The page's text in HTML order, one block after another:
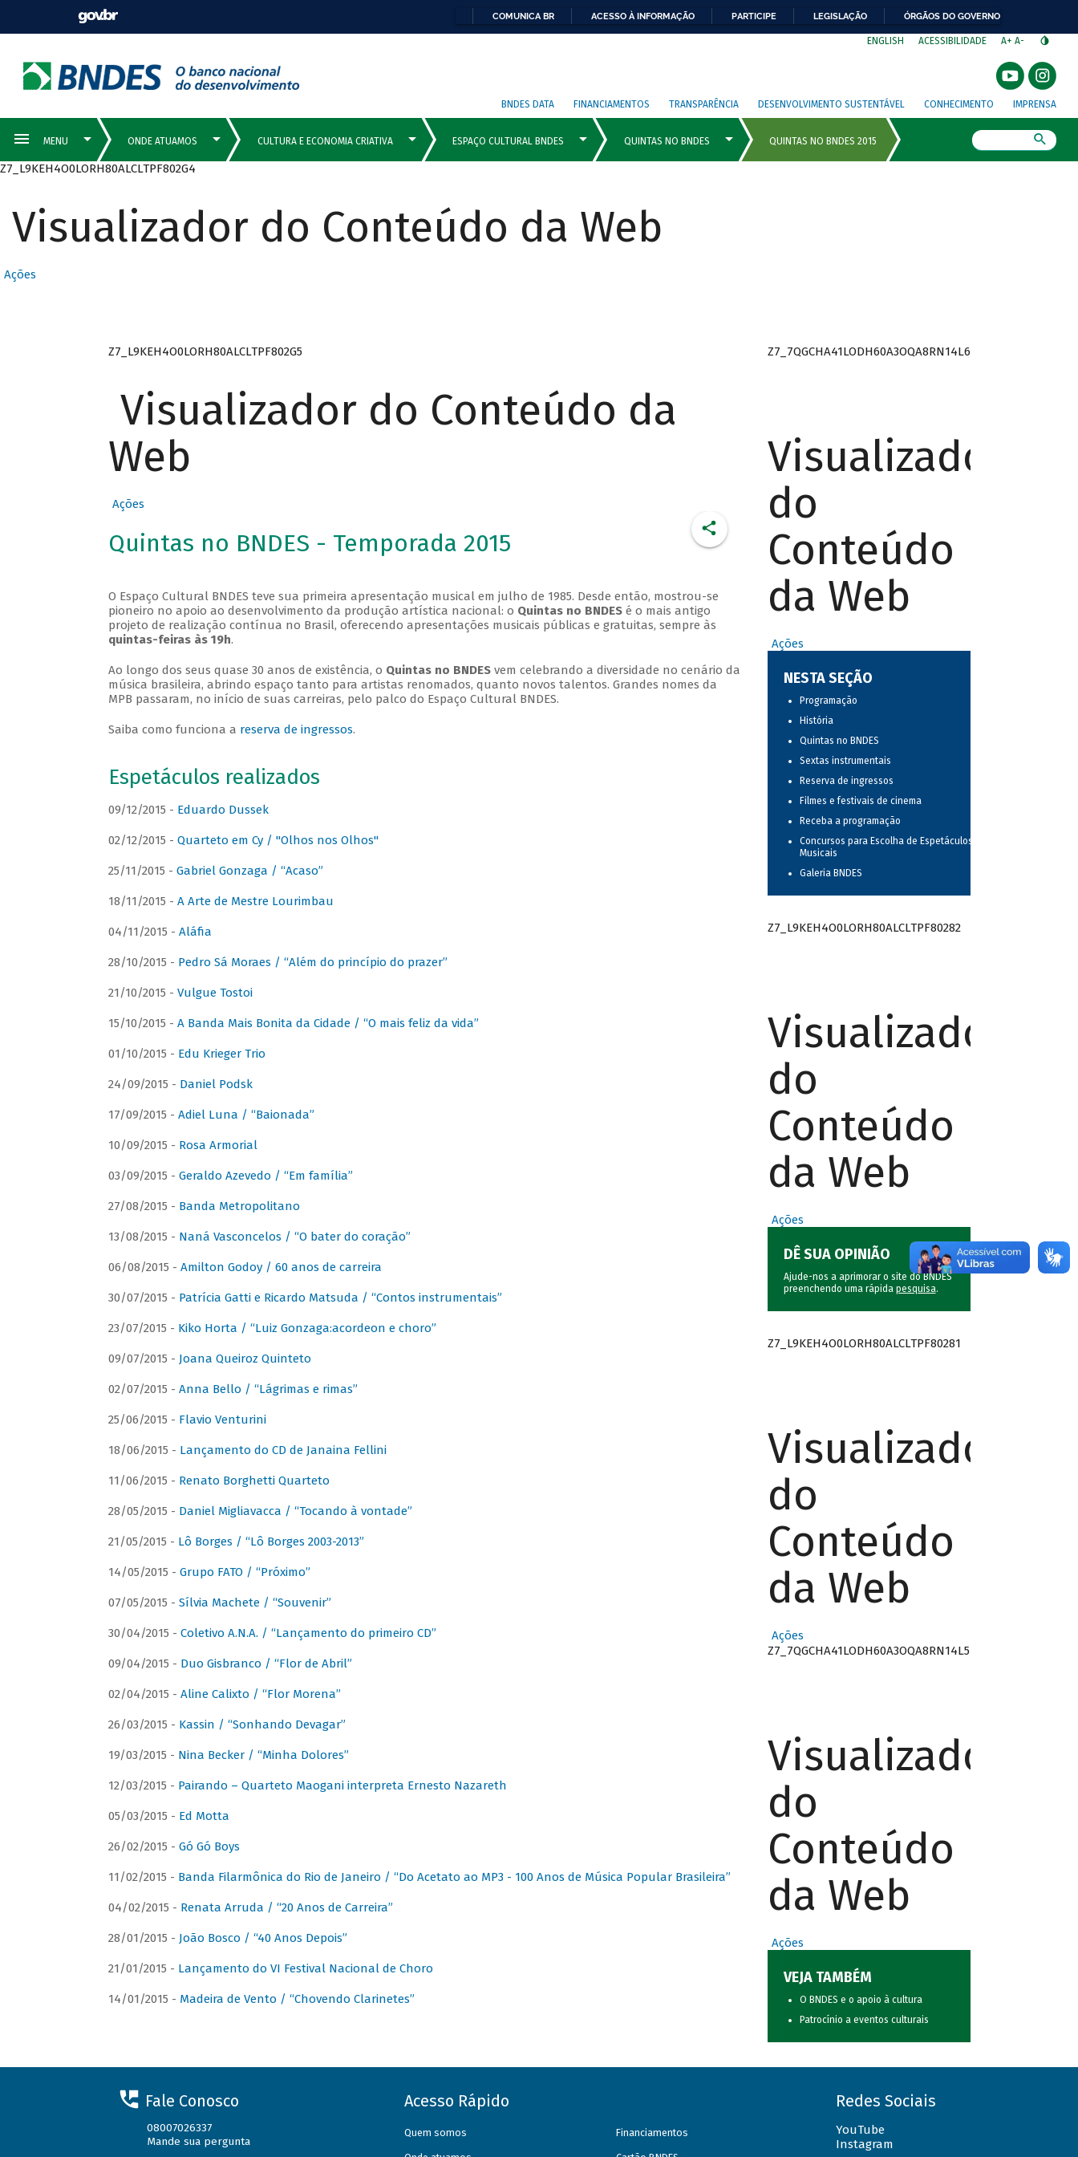
COMUNICA BR ACESSO À INFORMAÇÃO PARTICIPE LEGISLAÇÃO ÓRGÃOS DO GOVERNO
ENGLISH ACESSIBILIDADE A+ A-
BNDES DATA FINANCIAMENTOS TRANSPARÊNCIA DESENVOLVIMENTO SUSTENTÁVEL CONHECIMENTO IMPRENSA
Z7_L9KEH4O0LORH80ALCLTPF802G4
Visualizador do Conteúdo da Web
Ações
Z7_L9KEH4O0LORH80ALCLTPF802G5
Visualizador do Conteúdo da
Web
Ações
Quintas no BNDES - Temporada 2015
O Espaço Cultural BNDES teve sua primeira apresentação musical em julho de 1985. Desde então, mostrou-se
pioneiro no apoio ao desenvolvimento da produção artística nacional: o Quintas no BNDESé o mais antigo
projeto de realização contínua no Brasil, oferecendo apresentações musicais públicas e gratuitas, sempre às
quintas-feiras às 19h.
Ao longo dos seus quase 30 anos de existência, o Quintas no BNDESvem celebrando a diversidade no cenário da
música brasileira, abrindo espaço tanto para artistas renomados, quanto novos talentos. Grandes nomes da
MPB passaram, no início de suas carreiras, pelo palco do Espaço Cultural BNDES.
Saiba como funciona a reserva de ingressos.
Espetáculos realizados
09/12/2015 - Eduardo Dussek
02/12/2015 - Quarteto em Cy / "Olhos nos Olhos"
25/11/2015 - Gabriel Gonzaga / “Acaso”
18/11/2015 - A Arte de Mestre Lourimbau
04/11/2015 - Aláfia
28/10/2015 - Pedro Sá Moraes / “Além do princípio do prazer”
21/10/2015 - Vulgue Tostoi
15/10/2015 - A Banda Mais Bonita da Cidade / “O mais feliz da vida”
01/10/2015 - Edu Krieger Trio
24/09/2015 - Daniel Podsk
17/09/2015 - Adiel Luna / “Baionada”
10/09/2015 - Rosa Armorial
03/09/2015 - Geraldo Azevedo / “Em família”
27/08/2015 - Banda Metropolitano
13/08/2015 - Naná Vasconcelos / “O bater do coração”
06/08/2015 - Amilton Godoy / 60 anos de carreira
30/07/2015 - Patrícia Gatti e Ricardo Matsuda / “Contos instrumentais”
23/07/2015 - Kiko Horta / “Luiz Gonzaga:acordeon e choro”
09/07/2015 - Joana Queiroz Quinteto
02/07/2015 - Anna Bello / “Lágrimas e rimas”
25/06/2015 - Flavio Venturini
18/06/2015 - Lançamento do CD de Janaina Fellini
11/06/2015 - Renato Borghetti Quarteto
28/05/2015 - Daniel Migliavacca / “Tocando à vontade”
21/05/2015 - Lô Borges / “Lô Borges 2003-2013”
14/05/2015 - Grupo FATO / “Próximo”
07/05/2015 - Sílvia Machete / “Souvenir”
30/04/2015 - Coletivo A.N.A. / “Lançamento do primeiro CD”
09/04/2015 - Duo Gisbranco / “Flor de Abril”
02/04/2015 - Aline Calixto / “Flor Morena”
26/03/2015 - Kassin / “Sonhando Devagar”
19/03/2015 - Nina Becker / “Minha Dolores”
12/03/2015 - Pairando – Quarteto Maogani interpreta Ernesto Nazareth
05/03/2015 - Ed Motta
26/02/2015 - Gó Gó Boys
11/02/2015 - Banda Filarmônica do Rio de Janeiro / “Do Acetato ao MP3 - 100 Anos de Música Popular Brasileira”
04/02/2015 - Renata Arruda / “20 Anos de Carreira”
28/01/2015 - João Bosco / “40 Anos Depois”
21/01/2015 - Lançamento do VI Festival Nacional de Choro
14/01/2015 - Madeira de Vento / “Chovendo Clarinetes”
Z7_7QGCHA41LODH60A3OQA8RN14L6
Visualizador
do
Conteúdo
da Web
Ações
NESTA SEÇÃO
Programação
História
Quintas no BNDES
Sextas instrumentais
Reserva de ingressos
Filmes e festivais de cinema
Receba a programação
Concursos para Escolha de Espetáculos
Musicais
Galeria BNDES
Z7_L9KEH4O0LORH80ALCLTPF80282
Visualizador
do
Conteúdo
da Web
Ações
DÊ SUA OPINIÃO
Ajude-nos a aprimorar o site do BNDES
preenchendo uma rápida pesquisa.
Z7_L9KEH4O0LORH80ALCLTPF80281
Visualizador
do
Conteúdo
da Web
Ações
Z7_7QGCHA41LODH60A3OQA8RN14L5
Visualizador
do
Conteúdo
da Web
Ações
VEJA TAMBÉM
O BNDES e o apoio à cultura
Patrocínio a eventos culturais
Fale Conosco
08007026337
Mande sua pergunta
Acesso Rápido
Quem somos Financiamentos
Redes Sociais
YouTube
Instagram